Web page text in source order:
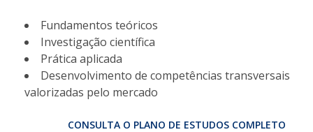
Fundamentos teóricos
Investigação científica
Prática aplicada
Desenvolvimento de competências transversais
valorizadas pelo mercado
CONSULTA O PLANO DE ESTUDOS COMPLETO